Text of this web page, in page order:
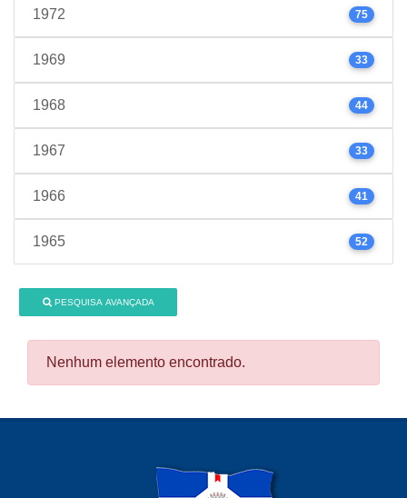
1972 75
1969 33
1968 44
1967 33
1966 41
1965 52
PESQUISA AVANÇADA
Nenhum elemento encontrado.